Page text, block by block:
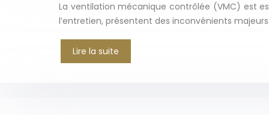
La ventilation mécanique contrôlée (VMC) est
l’entretien, présentent des inconvénients
Lire la suite